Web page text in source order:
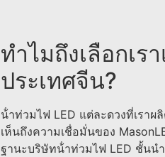
ทําไมถึงเลือกเร
ประเทศจีน?
น้ําท่วมไฟ LED แต่ละดวงที่เราผ
เห็นถึงความเชื่อมั่นของ
ฐานะบริษัทน้ําท่วมไฟ LED ชั้นนํ